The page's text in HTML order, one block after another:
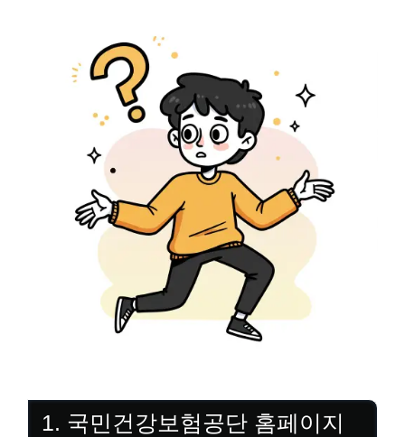
1. 국민건강보험공단 홈페이지